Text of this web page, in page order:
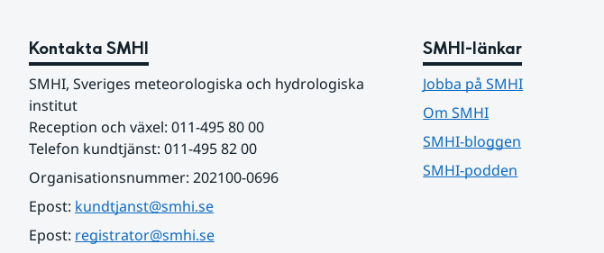
Kontakta SMHI
SMHI, Sveriges meteorologiska och hydrologiska
institut
Reception och växel: 011-495 80 00
Telefon kundtjänst: 011-495 82 00
Organisationsnummer: 202100-0696
Epost: kundtjanst@smhi.se
Epost: registrator@smhi.se
SMHI-länkar
Jobba på SMHI
Om SMHI
SMHI-bloggen
SMHI-podden